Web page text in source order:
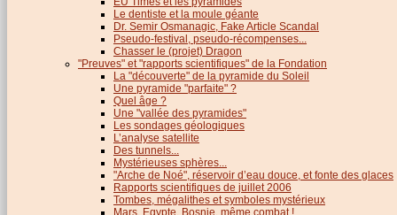
Le dentiste et la moule géante
Dr. Semir Osmanagic, Fake Article Scandal
Pseudo-festival, pseudo-récompenses...
Chasser le (projet) Dragon
"Preuves" et "rapports scientifiques" de la Fondation
La "découverte" de la pyramide du Soleil
Une pyramide "parfaite" ?
Quel âge ?
Une "vallée des pyramides"
Les sondages géologiques
L’analyse satellite
Des tunnels...
Mystérieuses sphères...
"Arche de Noé", réservoir d’eau douce, et fonte des glaces
Rapports scientifiques de juillet 2006
Tombes, mégalithes et symboles mystérieux